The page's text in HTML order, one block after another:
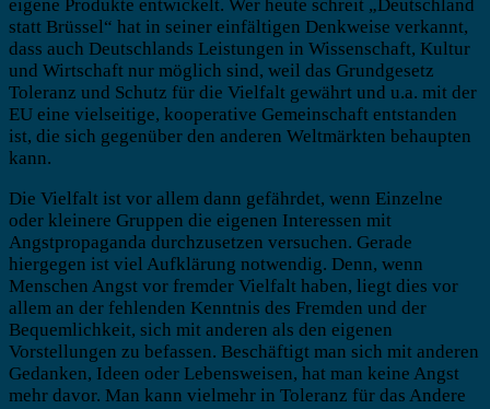
eigene Produkte entwickelt. Wer heute schreit „Deutschland
statt Brüssel“ hat in seiner einfältigen Denkweise verkannt,
dass auch Deutschlands Leistungen in Wissenschaft, Kultur
und Wirtschaft nur möglich sind, weil das Grundgesetz
Toleranz und Schutz für die Vielfalt gewährt und u.a. mit der
EU eine vielseitige, kooperative Gemeinschaft entstanden
ist, die sich gegenüber den anderen Weltmärkten behaupten
kann.
Die Vielfalt ist vor allem dann gefährdet, wenn Einzelne
oder kleinere Gruppen die eigenen Interessen mit
Angstpropaganda durchzusetzen versuchen. Gerade
hiergegen ist viel Aufklärung notwendig. Denn, wenn
Menschen Angst vor fremder Vielfalt haben, liegt dies vor
allem an der fehlenden Kenntnis des Fremden und der
Bequemlichkeit, sich mit anderen als den eigenen
Vorstellungen zu befassen. Beschäftigt man sich mit anderen
Gedanken, Ideen oder Lebensweisen, hat man keine Angst
mehr davor. Man kann vielmehr in Toleranz für das Andere